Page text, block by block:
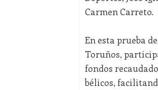
Carmen Carreto.
En esta prueba
Toruños,
fondos
bélicos,